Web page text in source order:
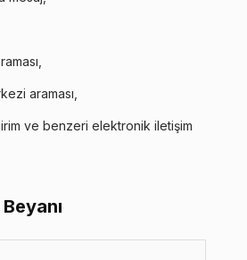
araması,
ve benzeri elektronik iletişim